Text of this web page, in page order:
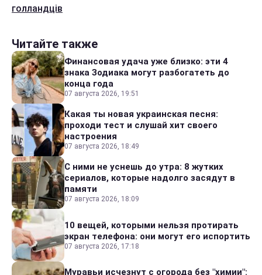
голландців
Читайте также
Финансовая удача уже близко: эти 4
знака Зодиака могут разбогатеть до
конца года
07 августа 2026, 19:51
Какая ты новая украинская песня:
проходи тест и слушай хит своего
настроения
07 августа 2026, 18:49
С ними не уснешь до утра: 8 жутких
сериалов, которые надолго засядут в
памяти
07 августа 2026, 18:09
10 вещей, которыми нельзя протирать
экран телефона: они могут его испортить
07 августа 2026, 17:18
Муравьи исчезнут с огорода без "химии":